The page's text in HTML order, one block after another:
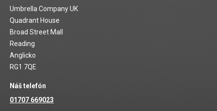
Umbrella Company UK
Quadrant House
Broad Street Mall
Reading
Anglicko
RG1 7QE
Náš telefón
01707 669023